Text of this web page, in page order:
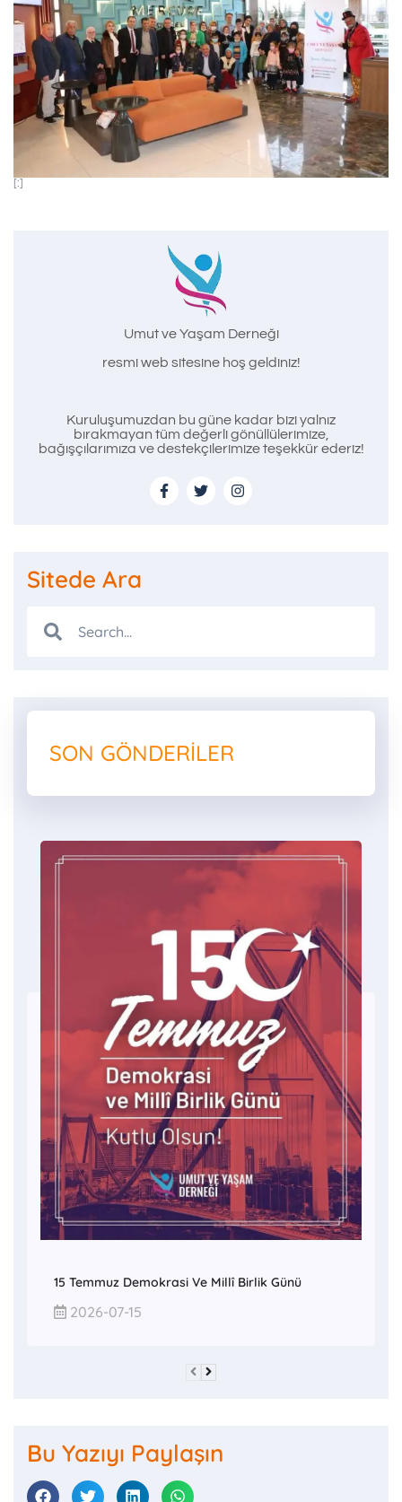
[:]
Umut ve Yaşam Derneği
resmi web sitesine hoş geldiniz!
Kuruluşumuzdan bu güne kadar bizi yalnız
bırakmayan tüm değerli gönüllülerimize,
bağışçılarımıza ve destekçilerimize teşekkür ederiz!
Sitede Ara
SON GÖNDERILER
15 Temmuz Demokrasi Ve Millî Birlik Günü
2026-07-15
Bu Yazıyı Paylaşın